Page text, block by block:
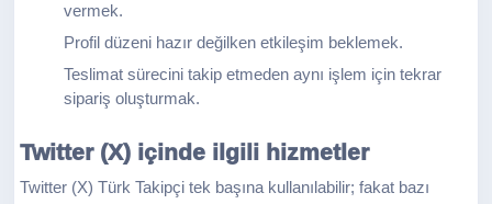
vermek.
Profil düzeni hazır değilken etkileşim beklemek.
Teslimat sürecini takip etmeden aynı işlem için tekrar
sipariş oluşturmak.
Twitter (X) içinde ilgili hizmetler
Twitter (X) Türk Takipçi tek başına kullanılabilir; fakat bazı